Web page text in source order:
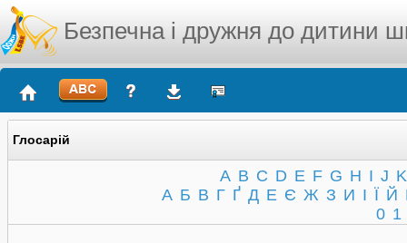
Безпечна і дружня до дитини
Глосарій
A B C D E F G H I J K
А Б В Г Ґ Д Е Є Ж З И І Ї Й
0 1